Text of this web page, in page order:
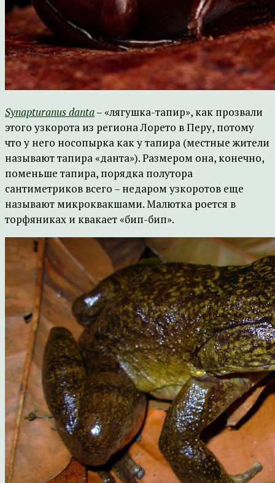
Synapturanus danta– «лягушка-тапир», как прозвали
этого узкорота из региона Лорето в Перу, потому
что у него носопырка как у тапира (местные жители
называют тапира «данта»). Размером она, конечно,
поменьше тапира, порядка полутора
сантиметриков всего – недаром узкоротов еще
называют микроквакшами. Малютка роется в
торфяниках и квакает «бип-бип».